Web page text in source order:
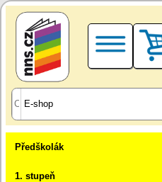
Předškolák
1. stupeň